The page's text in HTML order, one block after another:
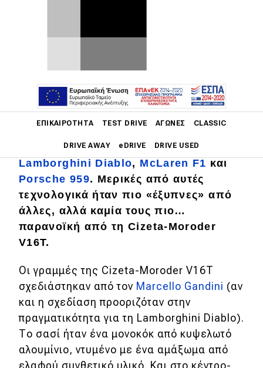
ΕΠΙΚΑΙΡΌΤΗΤΑ TEST DRIVE ΑΓΏΝΕΣ CLASSIC
DRIVE AWAY eDRIVE DRIVE USED
Main navigation
Επικαιρότητα
Νέα μοντέλα
Πρωτότυπα
Κόσμος
Τεχνολογία
Ασφάλεια
Αγορά
Πριν από περίπου 30 χρόνια
εμφανίστηκε μια νέα γενιά υπέρ-
Bugatti EB110καιFerrari F40έως τις
Lamborghini Diablo, McLaren F1 και
Porsche 959. Μερικές από αυτές
τεχνολογικά ήταν πιο «έξυπνες» από
άλλες, αλλά καμία τους πιο…
παρανοϊκή από τη Cizeta-Moroder
V16T.
Οι γραμμές της Cizeta-Moroder V16T
σχεδιάστηκαν από τον Marcello Gandini (αν
και η σχεδίαση προοριζόταν στην
πραγματικότητα για τη Lamborghini Diablo).
Το σασί ήταν ένα μονοκόκ από κυψελωτό
αλουμίνιο, ντυμένο με ένα αμάξωμα από
ελαφρύ συνθετικό υλικό. Και στο κέντρο-